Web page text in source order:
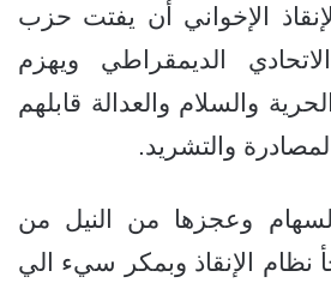
الإخواني أن يفتت حزب
الديمقراطي ويهزم
والسلام والعدالة قابلهم
والتشريد.
وعجزها من النيل من
نظام الإنقاذ وبمكر سيء الي